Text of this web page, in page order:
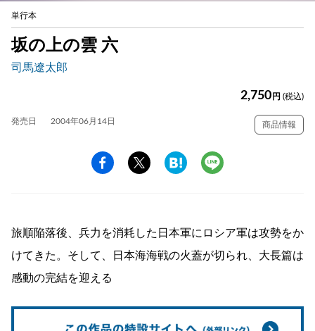
単行本
坂の上の雲 六
司馬遼太郎
2,750 円 (税込)
発売日 2004年06月14日 商品情報
旅順陥落後、兵力を消耗した日本軍にロシア軍は攻勢をか
けてきた。そして、日本海海戦の火蓋が切られ、大長篇は
感動の完結を迎える